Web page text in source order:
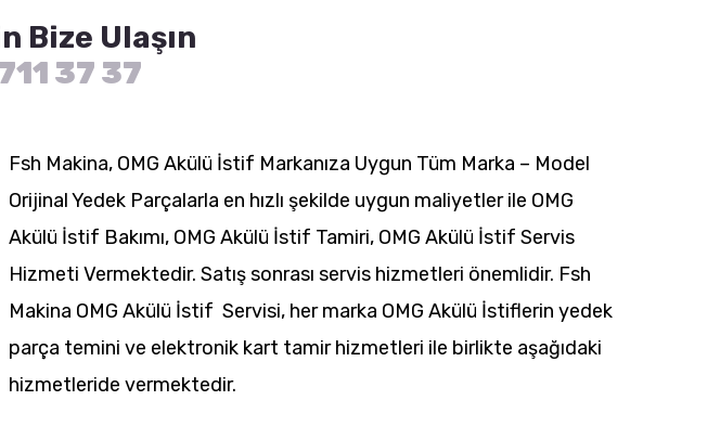
Bize Ulaşın
37 37
Fsh Makina, OMG Akülü İstif Markanıza Uygun Tüm Marka – Model
Orijinal Yedek Parçalarla en hızlı şekilde uygun maliyetler ile OMG
Akülü İstif Bakımı, OMG Akülü İstif Tamiri, OMG Akülü İstif Servis
Hizmeti Vermektedir. Satış sonrası servis hizmetleri önemlidir. Fsh
Makina OMG Akülü İstif Servisi, her marka OMG Akülü İstiflerin yedek
parça temini ve elektronik kart tamir hizmetleri ile birlikte aşağıdaki
hizmetleride vermektedir.